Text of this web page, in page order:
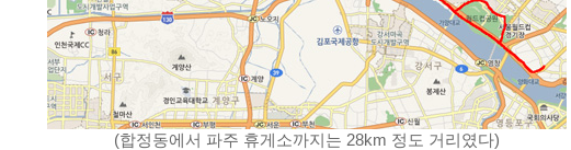
(합정동에서 파주 휴게소까지는 28km 정도 거리였다)